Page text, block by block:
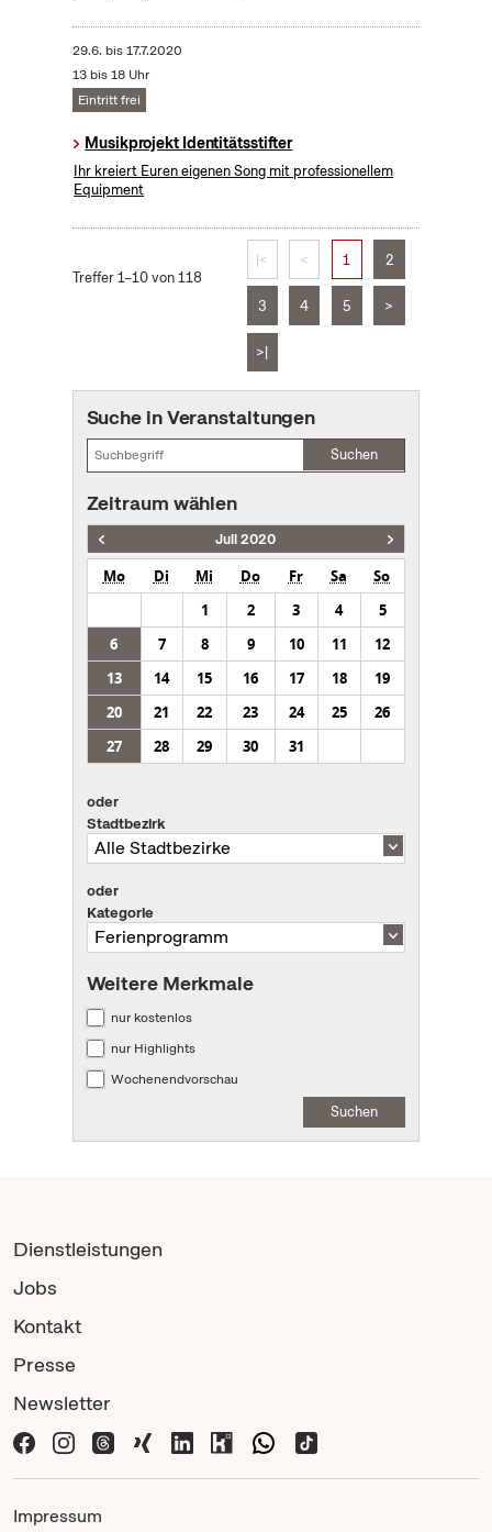
29.6. bis17.7.2020
13 bis 18 Uhr
Eintritt frei
Musikprojekt Identitätsstifter
Ihr kreiert Euren eigenen Song mit professionellem
Equipment
Treffer 1–10 von 118
|< < 1 2
3 4 5 >
>|
Suche in Veranstaltungen
Suchen
Zeitraum wählen
Juli 2020
Mo Di Mi Do Fr Sa
So
1
2 3 4
5
6
7 8 9 10 11
12
13
14 15 16 17 18
19
20
21 22 23 24 25
26
27
28 29 30 31
oder
Stadtbezirk
oder
Kategorie
Weitere Merkmale
nur kostenlos
nur Highlights
Wochenendvorschau
Suchen
Dienstleistungen
Jobs
Kontakt
Presse
Newsletter
Impressum